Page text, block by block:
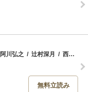
阿川弘之 / 辻村深月 / 西加奈子
無料立読み